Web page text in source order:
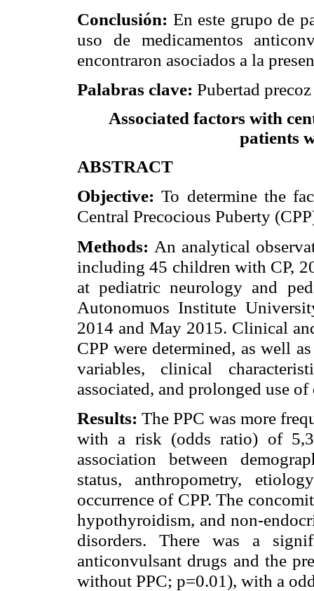
Conclusión: En este grupo de
uso de medicamentos
encontraron asociados a la
Palabras clave: Pubertad
Associated factors with
patients
ABSTRACT
Objective:To determine the
Central Precocious Puberty
Methods: An analytical
including 45 children with CP,
at pediatric neurology and
Autonomuos Institute
2014 and May 2015. Clinical
CPP were determined, as well
variables, clinical
associated, and prolonged use of
Results:The PPC was more
with a risk (odds ratio) of
association between
status, anthropometry,
occurrence of CPP. The
hypothyroidism, and non-
disorders. There was a
anticonvulsant drugs and the
without PPC; p=0.01), with a